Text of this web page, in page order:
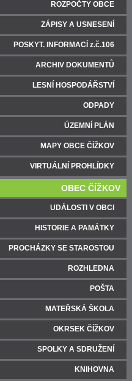
ROZPOČTY OBCE
ZÁPISY A USNESENÍ
POSKYT. INFORMACÍ z.č.106
ARCHIV DOKUMENTŮ
LESNÍ HOSPODÁŘSTVÍ
ODPADY
ÚZEMNÍ PLÁN
MAPY OBCE ČÍŽKOV
VIRTUÁLNÍ PROHLÍDKY
OBEC ČÍŽKOV
UDÁLOSTI V OBCI
HISTORIE A PAMÁTKY
PROCHÁZKY SE STAROSTOU
ROZHLEDNA
POŠTA
MATEŘSKÁ ŠKOLA
OKRSEK ČÍŽKOV
SPOLKY A SDRUŽENÍ
KNIHOVNA